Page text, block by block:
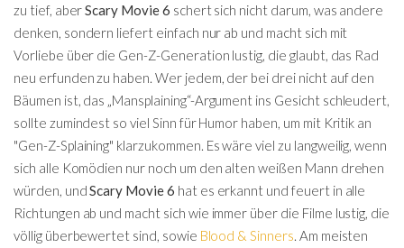
zu tief, aberScary Movie 6 schert sich nicht darum, was andere
denken, sondern liefert einfach nur ab und macht sich mit
Vorliebe über die Gen-Z-Generation lustig, die glaubt, das Rad
neu erfunden zu haben. Wer jedem, der bei drei nicht auf den
Bäumen ist, das „Mansplaining“-Argument ins Gesicht schleudert,
sollte zumindest so viel Sinn für Humor haben, um mit Kritik an
"Gen-Z-Splaining" klarzukommen. Es wäre viel zu langweilig, wenn
sich alle Komödien nur noch um den alten weißen Mann drehen
würden, undScary Movie 6 hat es erkannt und feuert in alle
Richtungen ab und macht sich wie immer über die Filme lustig, die
völlig überbewertet sind, sowie Blood & Sinners . Am meisten